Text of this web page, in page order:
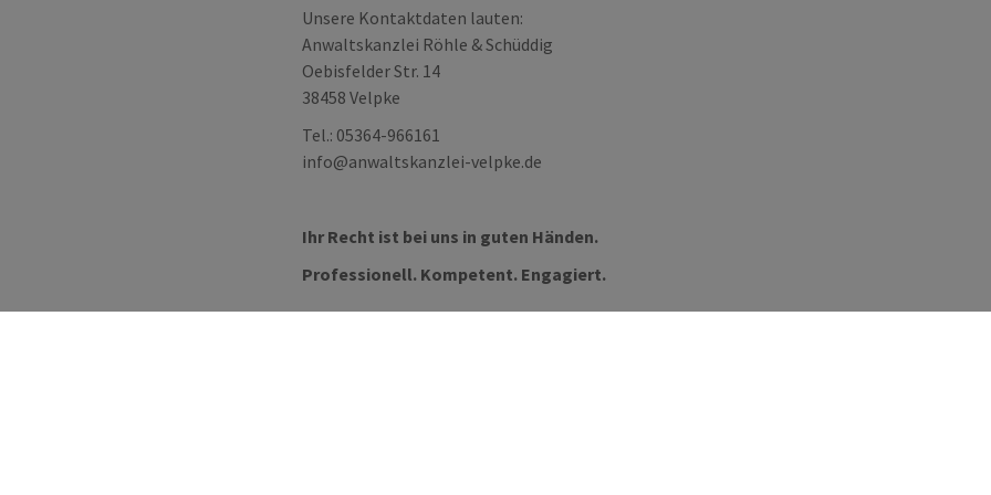
Unsere Kontaktdaten lauten:
Anwaltskanzlei Röhle & Schüddig
Oebisfelder Str. 14
38458 Velpke
Tel.: 05364-966161
info@anwaltskanzlei-velpke.de
Ihr Recht ist bei uns in guten Händen.
Professionell. Kompetent. Engagiert.